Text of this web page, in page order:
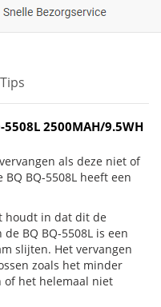
2500MAH/9.5WH
als deze niet of
BQ-5508L heeft een
houdt in dat dit de
BQ BQ-5508L is een
slijten. Het vervangen
zoals het minder
of het helemaal niet